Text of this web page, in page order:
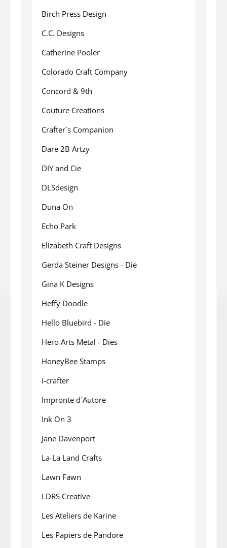
Birch Press Design
C.C. Designs
Catherine Pooler
Colorado Craft Company
Concord & 9th
Couture Creations
Crafter´s Companion
Dare 2B Artzy
DIY and Cie
DLSdesign
Duna On
Echo Park
Elizabeth Craft Designs
Gerda Steiner Designs - Die
Gina K Designs
Heffy Doodle
Hello Bluebird - Die
Hero Arts Metal - Dies
HoneyBee Stamps
i-crafter
Impronte d´Autore
Ink On 3
Jane Davenport
La-La Land Crafts
Lawn Fawn
LDRS Creative
Les Ateliers de Karine
Les Papiers de Pandore